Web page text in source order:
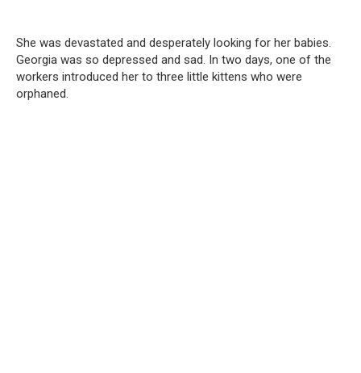
She was devastated and desperately looking for her babies.
Georgia was so depressed and sad. In two days, one of the
workers introduced her to three little kittens who were
orphaned.